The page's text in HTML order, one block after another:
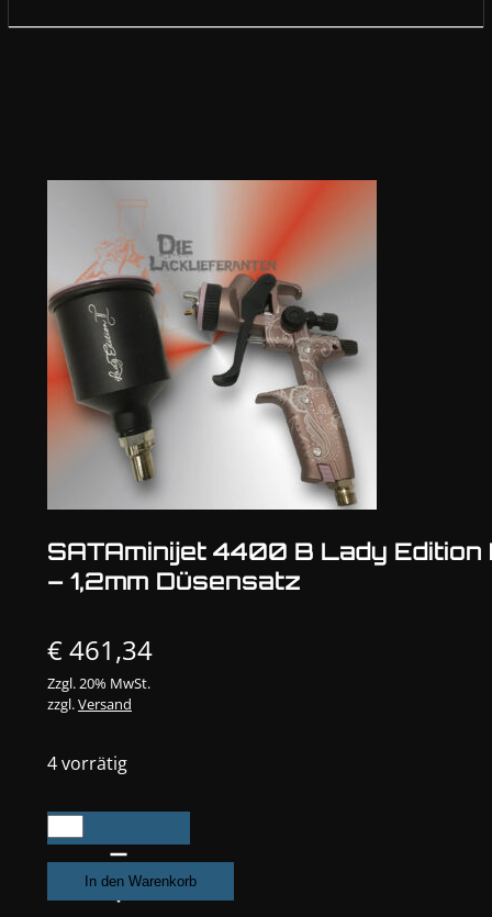
SATAminijet 4400 B Lady Edition
– 1,2mm Düsensatz
€461,34
Zzgl. 20% MwSt.
zzgl.Versand
4 vorrätig
SATAminijet
4400
Lady
In den Warenkorb